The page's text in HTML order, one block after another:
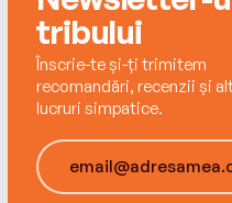
Traducere de Andreea
Editura Herald
ISBN 9786306550999
tribului
Înscrie-te și-ți trimitem
recomandări, recenzii și
lucruri simpatice.